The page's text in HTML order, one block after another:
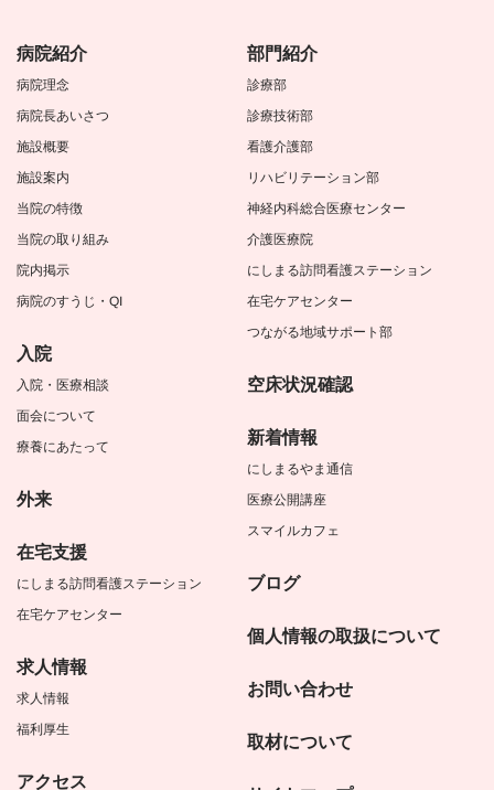
病院紹介
病院理念
病院長あいさつ
施設概要
施設案内
当院の特徴
当院の取り組み
院内掲示
病院のすうじ・QI
入院
入院・医療相談
面会について
療養にあたって
外来
在宅支援
にしまる訪問看護ステーション
在宅ケアセンター
求人情報
求人情報
福利厚生
アクセス
部門紹介
診療部
診療技術部
看護介護部
リハビリテーション部
神経内科総合医療センター
介護医療院
にしまる訪問看護ステーション
在宅ケアセンター
つながる地域サポート部
空床状況確認
新着情報
にしまるやま通信
医療公開講座
スマイルカフェ
ブログ
個人情報の取扱について
お問い合わせ
取材について